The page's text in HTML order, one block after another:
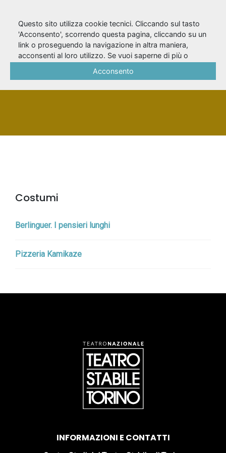
Viale, Neva
PERSONA
Costumi
Berlinguer. I pensieri lunghi
Pizzeria Kamikaze
INFORMAZIONI E CONTATTI
Questo sito utilizza cookie tecnici. Cliccando sul tasto
'Acconsento', scorrendo questa pagina, cliccando su un
link o proseguendo la navigazione in altra maniera,
acconsenti al loro utilizzo. Se vuoi saperne di più o
Acconsento